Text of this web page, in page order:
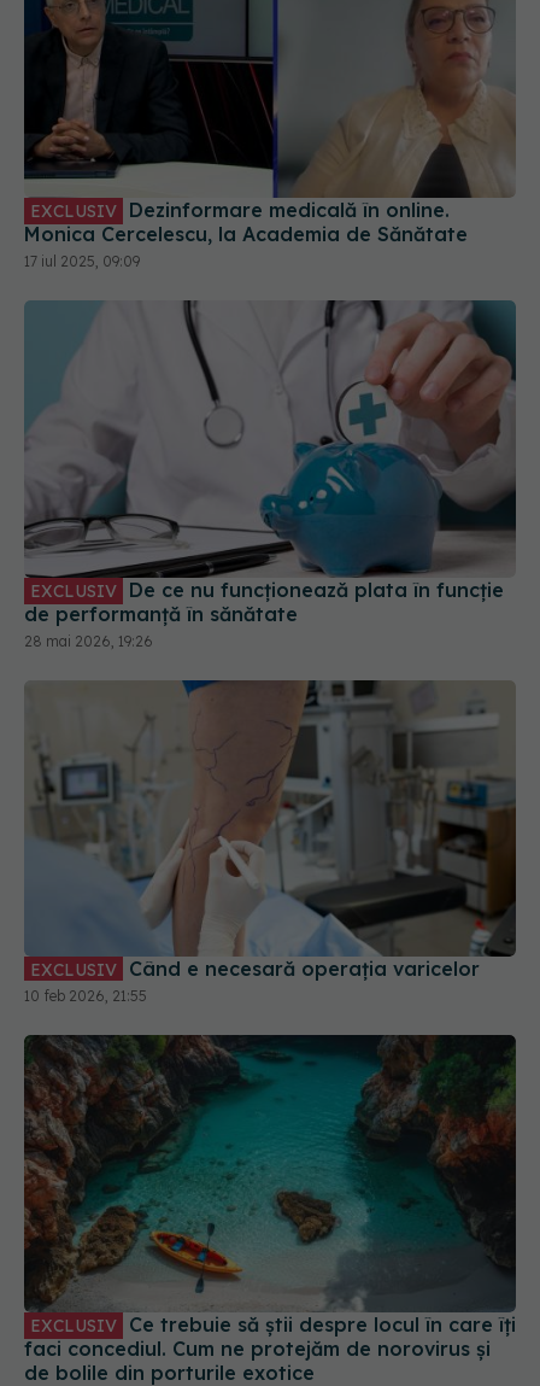
EXCLUSIV
Monica Cercelescu, la Academia de Sănătate
17 iul 2025, 09:09
EXCLUSIV
de performanță în sănătate
28 mai 2026, 19:26
EXCLUSIV Când e necesară operația varicelor
10 feb 2026, 21:55
EXCLUSIV
faci concediul. Cum ne protejăm de norovirus și
de bolile din porturile exotice